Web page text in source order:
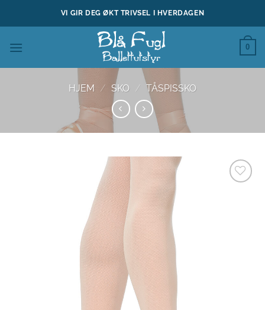
VI GIR DEG ØKT TRIVSEL I HVERDAGEN
0
HJEM / SKO / TÅSPISSKO